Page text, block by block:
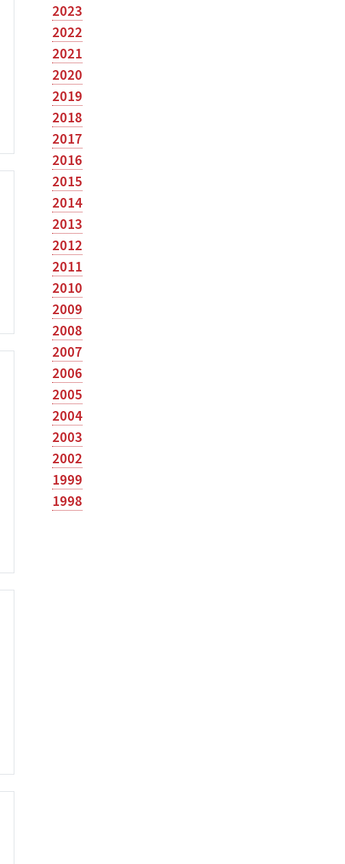
2023
2022
2021
2020
2019
2018
2017
2016
2015
2014
2013
2012
2011
2010
2009
2008
2007
2006
2005
2004
2003
2002
1999
1998